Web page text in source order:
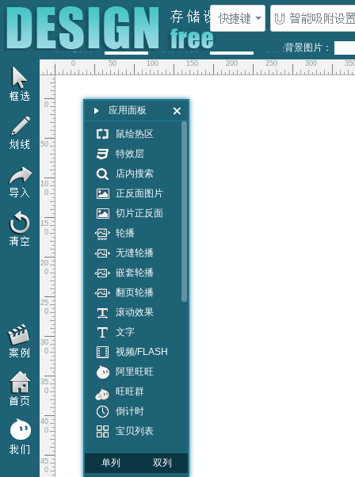
登录
模块宽度： 模块高度： 模块背景图片：
应用面板
单列 双列
鼠绘热区
特效层
店内搜索
正反面图片
切片正反面
轮播
无缝轮播
嵌套轮播
翻页轮播
滚动效果
文字
视频/FLASH
阿里旺旺
旺旺群
倒计时
宝贝列表
开关灯
手风琴
父层
六月设计客户QQ群
我们将会在QQ群公告发布关于我们的模板、
配套工具的更新动态。
介绍新增的各种功能，以及如何使用。
一群已满，偶尔有几个空位。欢迎来二群开荒~
0 50 100 150 200 250 300
0
50
10
0
15
0
20
0
25
0
30
0
35
0
40
0
45
0